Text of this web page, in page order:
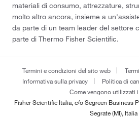
materiali di consumo, attrezzature,
molto altro ancora, insieme a
da parte di un team leader del settore
parte di Thermo Fisher Scientific.
Termini e condizioni del sito web
Informativa sulla privacy
Politica di
Come vengono utilizzati
Fisher Scientific Italia, c/o Segreen Business
Segrate (MI), Italia